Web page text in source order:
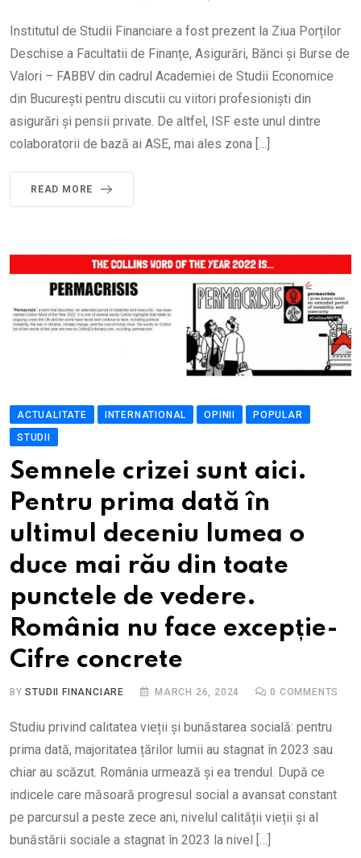
Institutul de Studii Financiare a fost prezent la Ziua Porților
Deschise a Facultatii de Finanțe, Asigurări, Bănci și Burse de
Valori – FABBV din cadrul Academiei de Studii Economice
din București pentru discutii cu viitori profesioniști din
asigurări și pensii private. De altfel, ISF este unul dintre
colaboratorii de bază ai ASE, mai ales zona […]
READ MORE
ACTUALITATE INTERNATIONAL OPINII
POPULAR
STUDII
Semnele crizei sunt aici.
Pentru prima dată în
ultimul deceniu lumea o
duce mai rău din toate
punctele de vedere.
România nu face excepție-
Cifre concrete
BYSTUDII FINANCIARE MARCH 26, 2024 0 COMMENTS
Studiu privind calitatea vieții și bunăstarea socială: pentru
prima dată, majoritatea țărilor lumii au stagnat în 2023 sau
chiar au scăzut. România urmează și ea trendul. După ce
indicele care măsoară progresul social a avansat constant
pe parcursul a peste zece ani, nivelul calității vieții și al
bunăstării sociale a stagnat în 2023 la nivel […]